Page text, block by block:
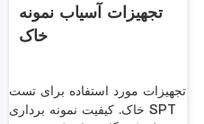
تجهیزات آسیاب نمونه
خاک
تجهیزات مورد استفاده برای تست
خاک. کیفیت نمونه برداری SPT